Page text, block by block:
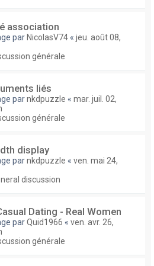
association
par NicolasV74 « jeu. août 08,
générale
liés
parnkdpuzzle « mar. juil. 02,
générale
display
parnkdpuzzle « ven. mai 24,
discussion
Dating - Real Women
parQuid1966 « ven. avr. 26,
générale